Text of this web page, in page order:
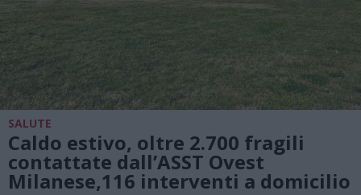
SALUTE
Caldo estivo, oltre 2.700 fragili
contattate dall’ASST Ovest
Milanese,116 interventi a domicilio